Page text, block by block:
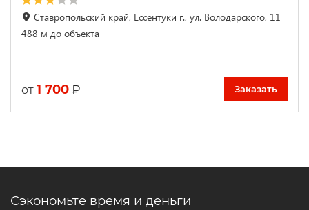
Ставропольский край, Ессентуки г., ул. Володарского, 11
488 м до объекта
от 1 700 ₽ Заказать
Сэкономьте время и деньги